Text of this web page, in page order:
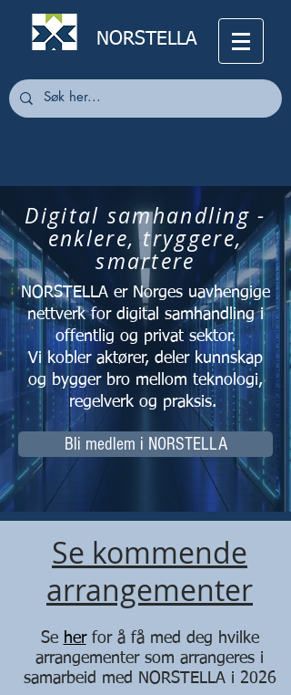
NORSTELLA
Digital samhandling -
enklere, tryggere,
smartere
NORSTELLA er Norges uavhengige
nettverk for digital samhandling i
offentlig og privat sektor.
Vi kobler aktører, deler kunnskap
og bygger bro mellom teknologi,
regelverk og praksis.
Bli medlem i NORSTELLA
Se kommende
arrangementer
Se herfor å få med deg hvilke
arrangementer som arrangeres i
samarbeid med NORSTELLA i 2026